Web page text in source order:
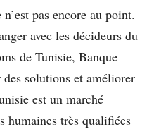
pas encore au point.
avec les décideurs du
de Tunisie, Banque
solutions et améliorer
est un marché
humaines très qualifiées